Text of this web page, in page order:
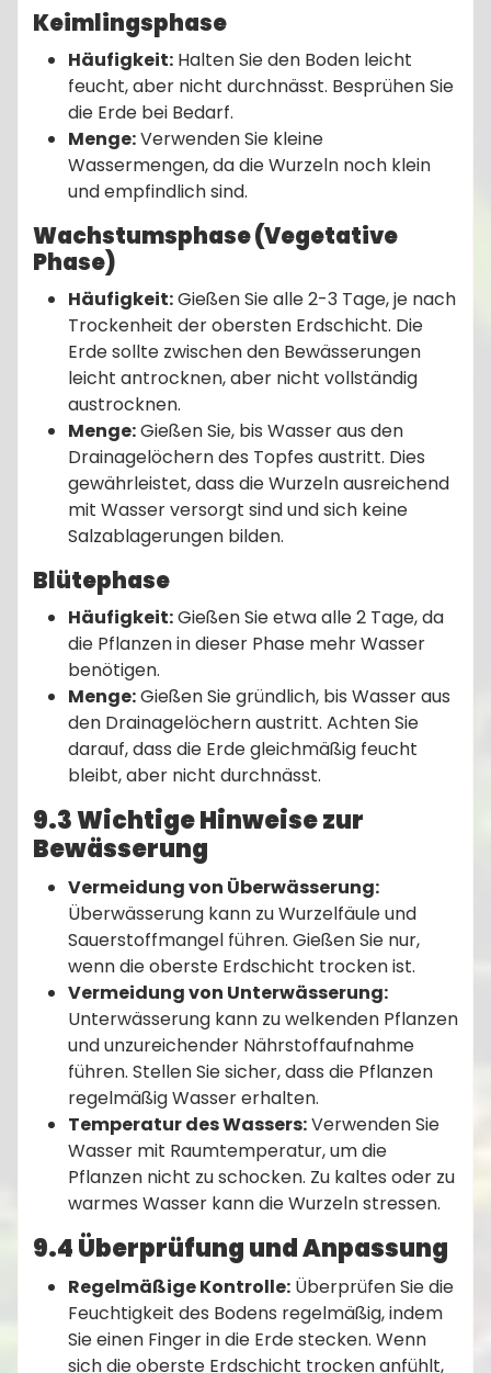
Keimlingsphase
Häufigkeit: Halten Sie den Boden leicht
feucht, aber nicht durchnässt. Besprühen Sie
die Erde bei Bedarf.
Menge:Verwenden Sie kleine
Wassermengen, da die Wurzeln noch klein
und empfindlich sind.
Wachstumsphase (Vegetative
Phase)
Häufigkeit:Gießen Sie alle 2-3 Tage, je nach
Trockenheit der obersten Erdschicht. Die
Erde sollte zwischen den Bewässerungen
leicht antrocknen, aber nicht vollständig
austrocknen.
Menge:Gießen Sie, bis Wasser aus den
Drainagelöchern des Topfes austritt. Dies
gewährleistet, dass die Wurzeln ausreichend
mit Wasser versorgt sind und sich keine
Salzablagerungen bilden.
Blütephase
Häufigkeit:Gießen Sie etwa alle 2 Tage, da
die Pflanzen in dieser Phase mehr Wasser
benötigen.
Menge:Gießen Sie gründlich, bis Wasser aus
den Drainagelöchern austritt. Achten Sie
darauf, dass die Erde gleichmäßig feucht
bleibt, aber nicht durchnässt.
9.3 Wichtige Hinweise zur
Bewässerung
Vermeidung von Überwässerung:
Überwässerung kann zu Wurzelfäule und
Sauerstoffmangel führen. Gießen Sie nur,
wenn die oberste Erdschicht trocken ist.
Vermeidung von Unterwässerung:
Unterwässerung kann zu welkenden Pflanzen
und unzureichender Nährstoffaufnahme
führen. Stellen Sie sicher, dass die Pflanzen
regelmäßig Wasser erhalten.
Temperatur des Wassers:Verwenden Sie
Wasser mit Raumtemperatur, um die
Pflanzen nicht zu schocken. Zu kaltes oder zu
warmes Wasser kann die Wurzeln stressen.
9.4 Überprüfung und Anpassung
Regelmäßige Kontrolle: Überprüfen Sie die
Feuchtigkeit des Bodens regelmäßig, indem
Sie einen Finger in die Erde stecken. Wenn
sich die oberste Erdschicht trocken anfühlt,